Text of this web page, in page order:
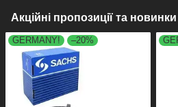
Акційні пропозиції та новинки
GERMANY! –20%